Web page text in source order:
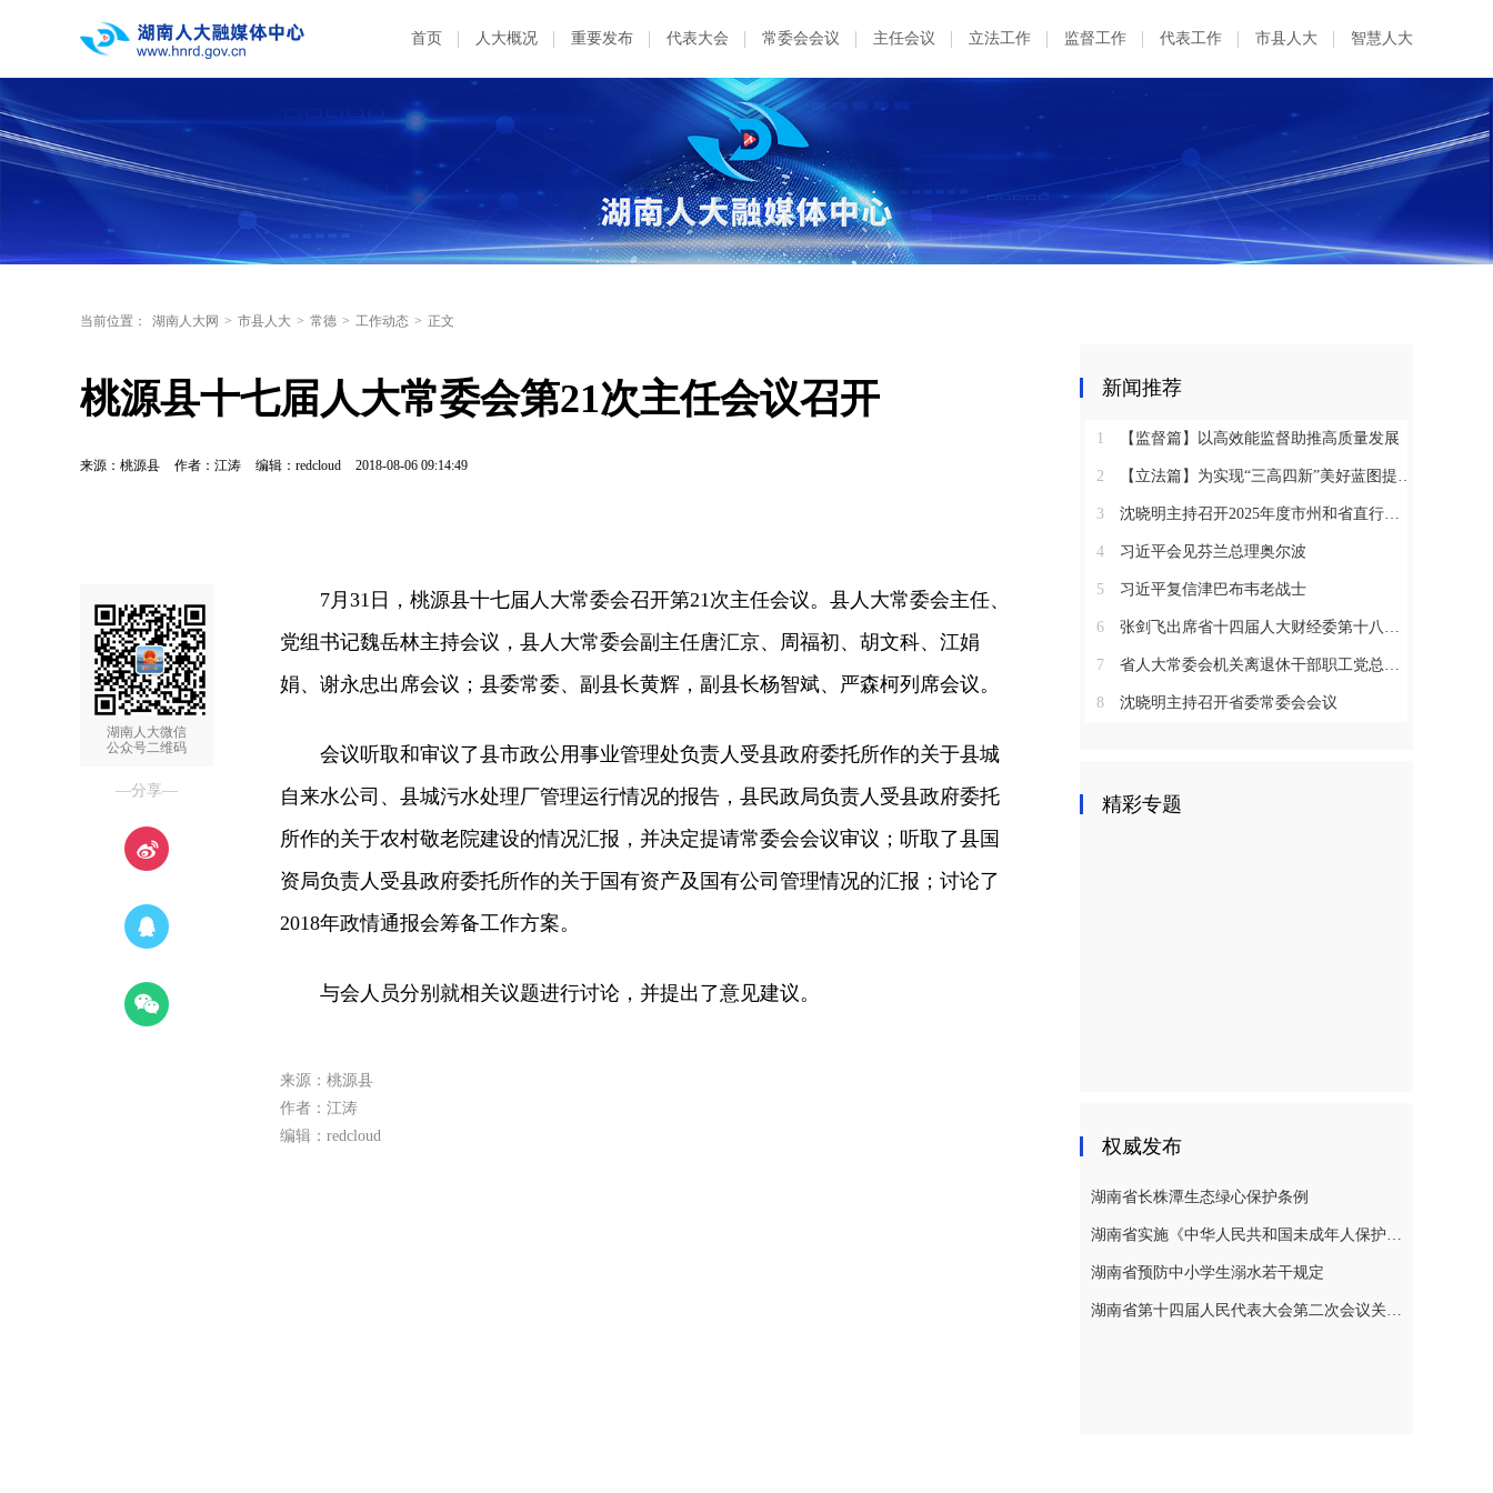
首页 人大概况 重要发布 代表大会 常委会会议 主任会议 立法工作 监督工作 代表工作 市县人大 智慧人大
当前位置： 湖南人大网 > 市县人大 > 常德 > 工作动态 > 正文
桃源县十七届人大常委会第21次主任会议召开
来源：桃源县 作者：江涛 编辑：redcloud 2018-08-06 09:14:49
湖南人大微信
公众号二维码
—分享—
7月31日，桃源县十七届人大常委会召开第21次主任会议。县人大常委会主任、
党组书记魏岳林主持会议，县人大常委会副主任唐汇京、周福初、胡文科、江娟
娟、谢永忠出席会议；县委常委、副县长黄辉，副县长杨智斌、严森柯列席会议。
会议听取和审议了县市政公用事业管理处负责人受县政府委托所作的关于县城
自来水公司、县城污水处理厂管理运行情况的报告，县民政局负责人受县政府委托
所作的关于农村敬老院建设的情况汇报，并决定提请常委会会议审议；听取了县国
资局负责人受县政府委托所作的关于国有资产及国有公司管理情况的汇报；讨论了
2018年政情通报会筹备工作方案。
与会人员分别就相关议题进行讨论，并提出了意见建议。
来源：桃源县
作者：江涛
编辑：redcloud
新闻推荐
1 【监督篇】以高效能监督助推高质量发展
2 【立法篇】为实现“三高四新”美好蓝图提供坚实法治保障
3 沈晓明主持召开2025年度市州和省直行业系统党（工）委书记抓基层党建工作述职评议会议
4 习近平会见芬兰总理奥尔波
5 习近平复信津巴布韦老战士
6 张剑飞出席省十四届人大财经委第十八次全体会议
7 省人大常委会机关离退休干部职工党总支召开2025年度总结表彰大会
8 沈晓明主持召开省委常委会会议
精彩专题
权威发布
湖南省长株潭生态绿心保护条例
湖南省实施《中华人民共和国未成年人保护法》若干规定
湖南省预防中小学生溺水若干规定
湖南省第十四届人民代表大会第二次会议关于湖南省人民代表大会常务委员会工作报告的决议